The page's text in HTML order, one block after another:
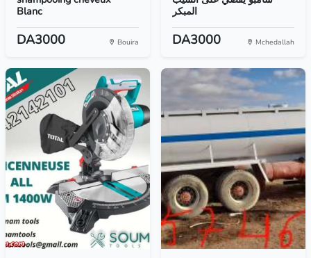
Blanc
DA3000 Bouira
المبكر
DA3000 Mchedallah